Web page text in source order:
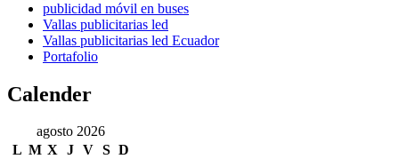
publicidad móvil en buses
Vallas publicitarias led
Vallas publicitarias led Ecuador
Portafolio
Calender
agosto 2026
L M X J V S D